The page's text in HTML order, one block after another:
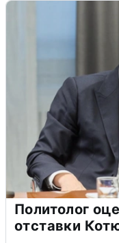
Политолог
отставки